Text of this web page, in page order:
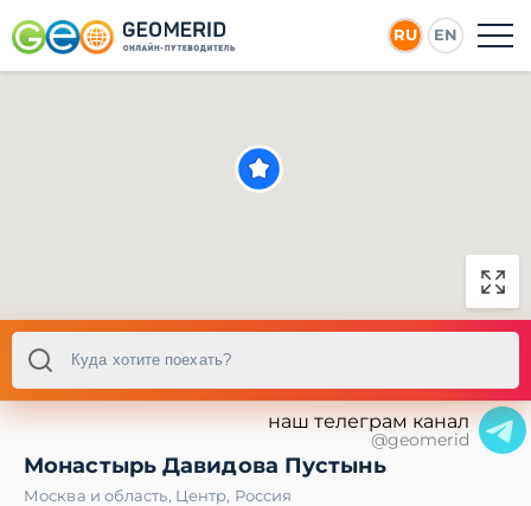
RU EN
наш телеграм канал
@geomerid
Монастырь Давидова Пустынь
Москва и область, Центр, Россия